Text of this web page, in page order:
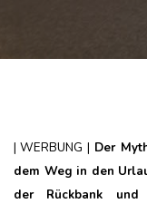
| WERBUNG | Der
dem Weg in den
der Rückbank